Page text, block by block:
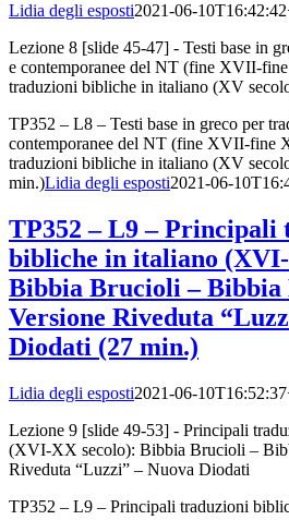
Lidia degli esposti2021-06-
Lezione 8 [slide 45-47] - Testi base in
e contemporanee del NT (fine XVII-
traduzioni bibliche in italiano (XV
TP352 – L8 – Testi base in greco per
contemporanee del NT (fine XVII-fine
traduzioni bibliche in italiano (XV
min.)Lidia degli esposti2021-06-
TP352 – L9 – Principali
bibliche in italiano
Bibbia Brucioli – Bibbia
Versione Riveduta
Diodati (27 min.)
Lidia degli esposti2021-06-
Lezione 9 [slide 49-53] - Principali
(XVI-XX secolo): Bibbia Brucioli –
Riveduta “Luzzi” – Nuova Diodati
TP352 – L9 – Principali traduzioni